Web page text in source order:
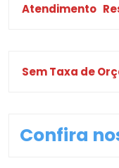
Atendimento
Sem Taxa de
Confira